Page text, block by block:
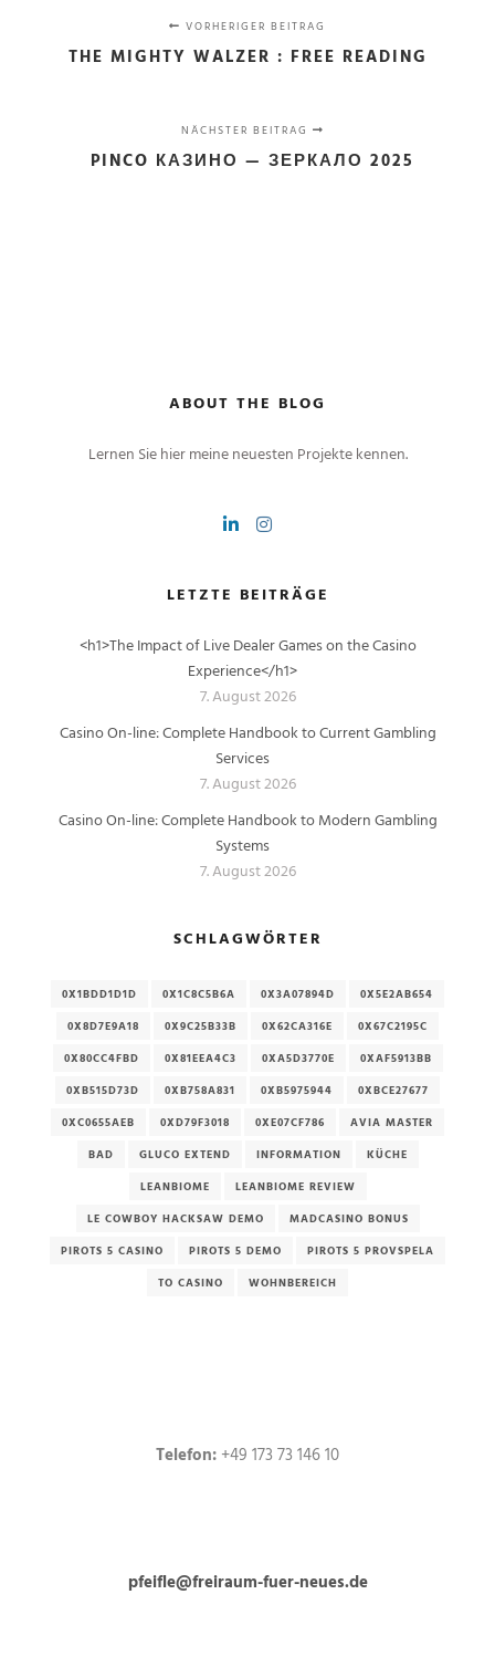
VORHERIGER BEITRAG
THE MIGHTY WALZER : FREE READING
NÄCHSTER BEITRAG
PINCO КАЗИНО — ЗЕРКАЛО 2025
ABOUT THE BLOG
Lernen Sie hier meine neuesten Projekte kennen.
LETZTE BEITRÄGE
<h1>The Impact of Live Dealer Games on the Casino
Experience</h1>
7. August 2026
Casino On-line: Complete Handbook to Current Gambling
Services
7. August 2026
Casino On-line: Complete Handbook to Modern Gambling
Systems
7. August 2026
SCHLAGWÖRTER
0X1BDD1D1D 0X1C8C5B6A 0X3A07894D
0X5E2AB654
0X8D7E9A18
0X9C25B33B 0X62CA316E
0X67C2195C
0X80CC4FBD
0X81EEA4C3 0XA5D3770E
0XAF5913BB
0XB515D73D
0XB758A831 0XB5975944
0XBCE27677
0XC0655AEB
0XD79F3018 0XE07CF786
AVIA MASTER
BAD
GLUCO EXTEND INFORMATION
KÜCHE
LEANBIOME
LEANBIOME REVIEW
LE COWBOY HACKSAW DEMO
MADCASINO BONUS
PIROTS 5 CASINO
PIROTS 5 DEMO
PIROTS 5 PROVSPELA
TO CASINO
WOHNBEREICH
Telefon: +49 173 73 146 10
pfeifle@freiraum-fuer-neues.de